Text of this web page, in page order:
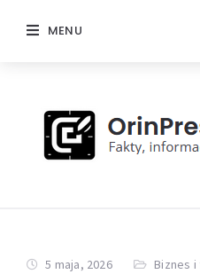
MENU
5 maja, 2026 Biznes i